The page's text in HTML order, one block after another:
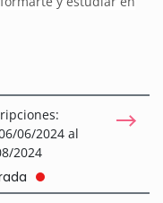
06/2024 al
2024